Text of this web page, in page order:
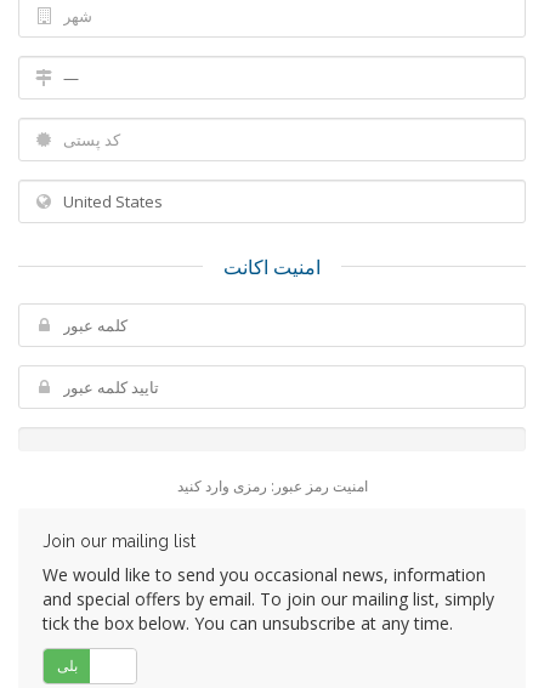
امنیت اکانت
امنیت رمز عبور: رمزی وارد کنید
Join our mailing list
We would like to send you occasional news, information
and special offers by email. To join our mailing list, simply
tick the box below. You can unsubscribe at any time.
بلی